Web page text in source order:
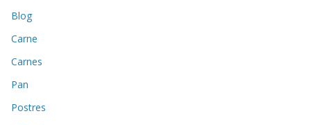
Blog
Carne
Carnes
Pan
Postres